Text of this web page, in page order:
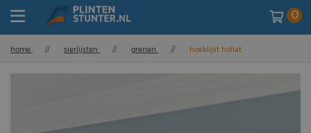
0
home // sierlijsten // grenen // hoeklijst hollat